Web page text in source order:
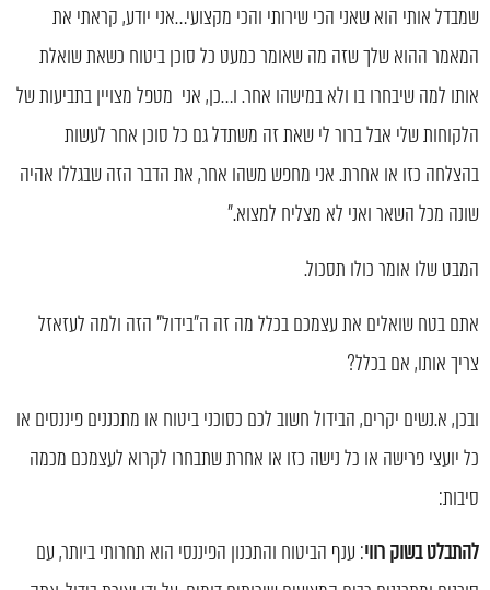
שמבדל אותי הוא שאני הכי שירותי והכי מקצועי…אני יודע, קראתי את
המאמר ההוא שלך שזה מה שאומר כמעט כל סוכן ביטוח כשאת שואלת
אותו למה שיבחרו בו ולא במישהו אחר. ו…כן, אני מטפל מצויין בתביעות של
הלקוחות שלי אבל ברור לי שאת זה משתדל גם כל סוכן אחר לעשות
בהצלחה כזו או אחרת. אני מחפש משהו אחר, את הדבר הזה שבגללו אהיה
שונה מכל השאר ואני לא מצליח למצוא."
המבט שלו אומר כולו תסכול.
אתם בטח שואלים את עצמכם בכלל מה זה ה"בידול" הזה ולמה לעזאזל
צריך אותו, אם בכלל?
ובכן, א.נשים יקרים, הבידול חשוב לכם כסוכני ביטוח או מתכננים פיננסים או
כל יועצי פרישה או כל נישה כזו או אחרת שתבחרו לקרוא לעצמכם מכמה
סיבות:
להתבלט בשוק רווי: ענף הביטוח והתכנון הפיננסי הוא תחרותי ביותר, עם